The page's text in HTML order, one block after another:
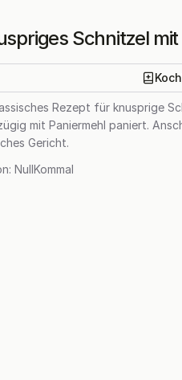
Schnitzel
Rezept für knusprige
mit Paniermehl paniert.
Gericht.
NullKommal